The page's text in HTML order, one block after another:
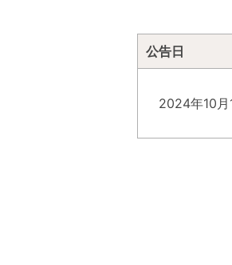
公告日
2024年10月